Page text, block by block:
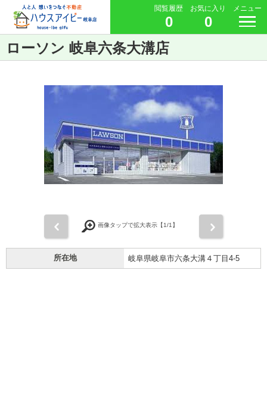
閲覧履歴
0
お気に入り
0
メニュー
ローソン 岐阜六条大溝店
画像タップで拡大表示【1/1】
所在地 岐阜県岐阜市六条大溝４丁目4-5